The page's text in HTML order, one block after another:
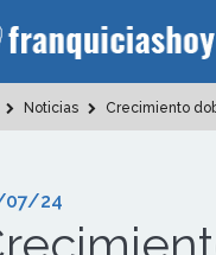
Noticias Crecimiento
07/24